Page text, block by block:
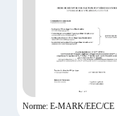
Norme: E-MARK/EEC/CE